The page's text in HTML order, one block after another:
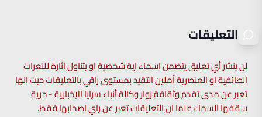
التعليقات
لن ينشر أي تعليق يتضمن اسماء اية شخصية او يتناول اثارة للنعرات
الطائفية او العنصرية آملين التقيد بمستوى راقي بالتعليقات حيث انها
تعبر عن مدى تقدم وثقافة زوار وكالة أنباء سرايا الإخبارية - حرية
سقفها السماء علما ان التعليقات تعبر عن راي اصحابها فقط.